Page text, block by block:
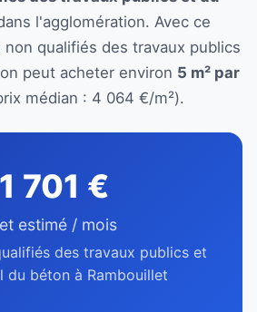
l'agglomération. Avec ce
non qualifiés des travaux publics
peut acheter environ 5 m² par
médian : 4 064 €/m²).
1 701 €
estimé / mois
des travaux publics et
du béton à Rambouillet